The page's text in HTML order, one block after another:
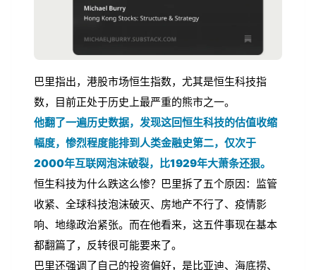
巴里指出，港股市场恒生指数，尤其是恒生科技指
数，目前正处于历史上最严重的熊市之一。
他翻了一遍历史数据，发现这回恒生科技的估值收缩
幅度，惨烈程度能排到人类金融史第二，仅次于
2000年互联网泡沫破裂，比1929年大萧条还狠。
恒生科技为什么跌这么惨？巴里拆了五个原因：监管
收紧、全球科技泡沫破灭、房地产不行了、疫情影
响、地缘政治紧张。而在他看来，这五件事现在基本
都翻篇了，反转很可能要来了。
巴里还强调了自己的投资偏好，是比亚迪、海底捞、